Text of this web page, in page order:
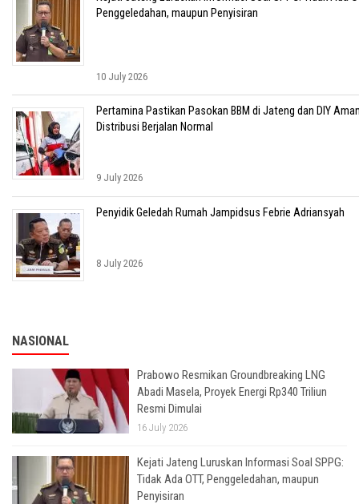
Penggeledahan, maupun Penyisiran
10 July 2026
Pertamina Pastikan Pasokan BBM di Jateng dan DIY
Distribusi Berjalan Normal
9 July 2026
Penyidik Geledah Rumah Jampidsus Febrie Adriansyah
8 July 2026
NASIONAL
Prabowo Resmikan Groundbreaking LNG
Abadi Masela, Proyek Energi Rp340 Triliun
Resmi Dimulai
16 July 2026
Kejati Jateng Luruskan Informasi Soal SPPG:
Tidak Ada OTT, Penggeledahan, maupun
Penyisiran